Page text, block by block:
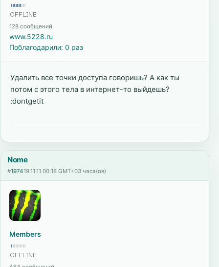
128 сообщений
www.5228.ru
Поблагодарили: 0 раз
Удалить все точки доступа говоришь? А как ты
потом с этого тела в интернет-то выйдешь?
:dontgetit
Nome
#197419.11.11 00:18 GMT+03 часа(ов)
Members